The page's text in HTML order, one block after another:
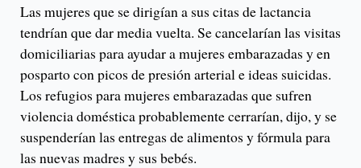
Las mujeres que se dirigían a sus citas de lactancia
tendrían que dar media vuelta. Se cancelarían las visitas
domiciliarias para ayudar a mujeres embarazadas y en
posparto con picos de presión arterial e ideas suicidas.
Los refugios para mujeres embarazadas que sufren
violencia doméstica probablemente cerrarían, dijo, y se
suspenderían las entregas de alimentos y fórmula para
las nuevas madres y sus bebés.